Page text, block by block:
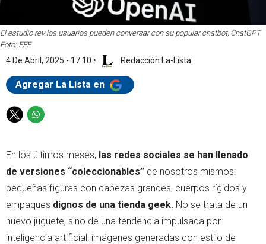
El estudio rev los usuarios pueden conversar con su popular chatbot, ChatGPT
Foto: EFE
4 De Abril, 2025 - 17:10 • Redacción La-Lista
Agregar La Lista en
T
t
t
r
W
t
s
a
p
p
En los últimos meses, las redes sociales se han llenado
de versiones “coleccionables” de nosotros mismos:
pequeñas figuras con cabezas grandes, cuerpos rígidos y
empaques dignos de una tienda geek. No se trata de un
nuevo juguete, sino de una tendencia impulsada por
inteligencia artificial: imágenes generadas con estilo de